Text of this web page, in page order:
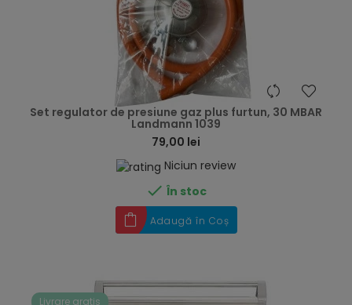
Set regulator de presiune gaz plus furtun, 30 MBAR
Landmann 1039
79,00 lei
Niciun review
 În stoc
Adaugă în Coș
Livrare gratis